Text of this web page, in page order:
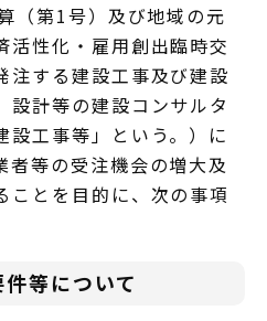
（第1号）及び地域の元
活性化・雇用創出臨時交
注する建設工事及び建設
設計等の建設コンサルタ
設工事等」という。）に
者等の受注機会の増大及
ことを目的に、次の事項
等について